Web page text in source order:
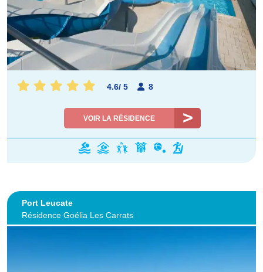
4.6/ 5 8
VOIR LA RÉSIDENCE
Port Leucate
Résidence Goélia Les Carrats